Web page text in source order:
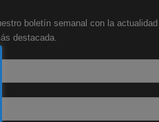
boletín semanal con la actualidad
destacada.